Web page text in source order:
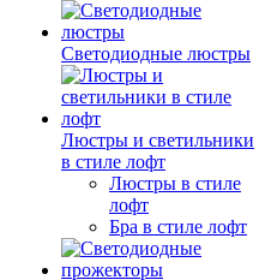
Светодиодные люстры
Люстры и светильники
в стиле лофт
Люстры в стиле
лофт
Бра в стиле лофт